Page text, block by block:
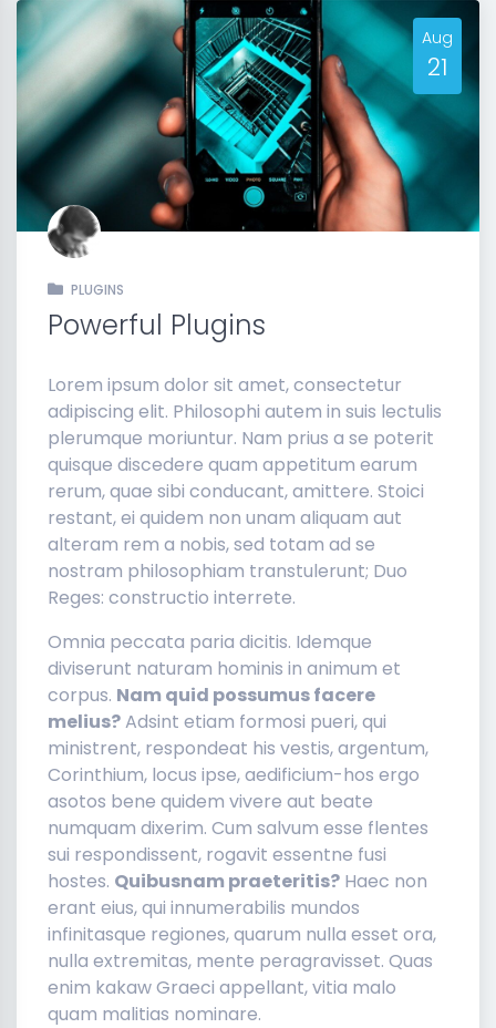
Aug
21
PLUGINS
Powerful Plugins
Lorem ipsum dolor sit amet, consectetur
adipiscing elit. Philosophi autem in suis lectulis
plerumque moriuntur. Nam prius a se poterit
quisque discedere quam appetitum earum
rerum, quae sibi conducant, amittere. Stoici
restant, ei quidem non unam aliquam aut
alteram rem a nobis, sed totam ad se
nostram philosophiam transtulerunt; Duo
Reges: constructio interrete.
Omnia peccata paria dicitis. Idemque
diviserunt naturam hominis in animum et
corpus. Nam quid possumus facere
melius?Adsint etiam formosi pueri, qui
ministrent, respondeat his vestis, argentum,
Corinthium, locus ipse, aedificium-hos ergo
asotos bene quidem vivere aut beate
numquam dixerim. Cum salvum esse flentes
sui respondissent, rogavit essentne fusi
hostes. Quibusnam praeteritis? Haec non
erant eius, qui innumerabilis mundos
infinitasque regiones, quarum nulla esset ora,
nulla extremitas, mente peragravisset. Quas
enim kakaw Graeci appellant, vitia malo
quam malitias nominare.